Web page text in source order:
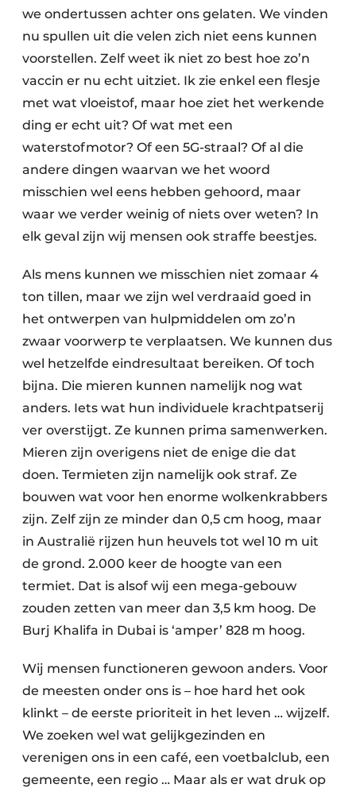
we ondertussen achter ons gelaten. We vinden
nu spullen uit die velen zich niet eens kunnen
voorstellen. Zelf weet ik niet zo best hoe zo’n
vaccin er nu echt uitziet. Ik zie enkel een flesje
met wat vloeistof, maar hoe ziet het werkende
ding er echt uit? Of wat met een
waterstofmotor? Of een 5G-straal? Of al die
andere dingen waarvan we het woord
misschien wel eens hebben gehoord, maar
waar we verder weinig of niets over weten? In
elk geval zijn wij mensen ook straffe beestjes.
Als mens kunnen we misschien niet zomaar 4
ton tillen, maar we zijn wel verdraaid goed in
het ontwerpen van hulpmiddelen om zo’n
zwaar voorwerp te verplaatsen. We kunnen dus
wel hetzelfde eindresultaat bereiken. Of toch
bijna. Die mieren kunnen namelijk nog wat
anders. Iets wat hun individuele krachtpatserij
ver overstijgt. Ze kunnen prima samenwerken.
Mieren zijn overigens niet de enige die dat
doen. Termieten zijn namelijk ook straf. Ze
bouwen wat voor hen enorme wolkenkrabbers
zijn. Zelf zijn ze minder dan 0,5 cm hoog, maar
in Australië rijzen hun heuvels tot wel 10 m uit
de grond. 2.000 keer de hoogte van een
termiet. Dat is alsof wij een mega-gebouw
zouden zetten van meer dan 3,5 km hoog. De
Burj Khalifa in Dubai is ‘amper’ 828 m hoog.
Wij mensen functioneren gewoon anders. Voor
de meesten onder ons is – hoe hard het ook
klinkt – de eerste prioriteit in het leven … wijzelf.
We zoeken wel wat gelijkgezinden en
verenigen ons in een café, een voetbalclub, een
gemeente, een regio … Maar als er wat druk op